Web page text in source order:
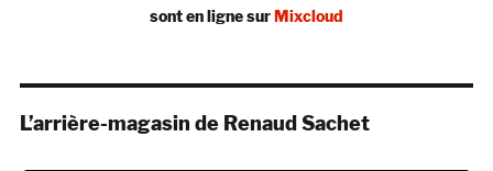
sont en ligne surMixcloud
L’arrière-magasin de Renaud Sachet